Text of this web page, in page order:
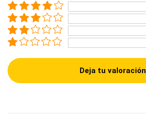
Deja tu valoración